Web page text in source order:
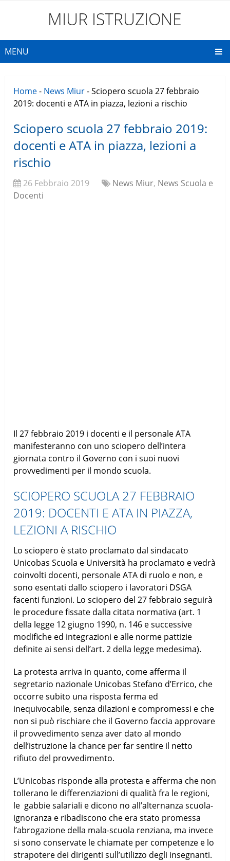
MIUR ISTRUZIONE
MENU
Home- News Miur-Sciopero scuola 27 febbraio
2019: docenti e ATA in piazza, lezioni a rischio
Sciopero scuola 27 febbraio 2019:
docenti e ATA in piazza, lezioni a
rischio
26 Febbraio 2019 News Miur, News Scuola e
Docenti
Il 27 febbraio 2019 i docenti e il personale ATA
manifesteranno con uno sciopero dell’intera
giornata contro il Governo con i suoi nuovi
provvedimenti per il mondo scuola.
SCIOPERO SCUOLA 27 FEBBRAIO
2019: DOCENTI E ATA IN PIAZZA,
LEZIONI A RISCHIO
Lo sciopero è stato proclamato dal sindacato
Unicobas Scuola e Università ha proclamato e vedrà
coinvolti docenti, personale ATA di ruolo e non, e
sono esentati dallo sciopero i lavoratori DSGA
facenti funzioni. Lo sciopero del 27 febbraio seguirà
le procedure fissate dalla citata normativa (art. 1
della legge 12 giugno 1990, n. 146 e successive
modifiche ed integrazioni e alle norme pattizie
definite ai sensi dell’art. 2 della legge medesima).
La protesta arriva in quanto, come afferma il
segretario nazionale Unicobas Stefano d’Errico, che
occorre subito una risposta ferma ed
inequivocabile, senza dilazioni e compromessi e che
non si può rischiare che il Governo faccia approvare
il provvedimento senza aver dato al mondo
dell’istruzione la chance per far sentire il netto
rifiuto del provvedimento.
L’Unicobas risponde alla protesta e afferma che non
tollerano le differenziazioni di qualità fra le regioni,
le gabbie salariali e dicono no all’alternanza scuola-
ignoranza e ribadiscono che era stato promessa
l’abrogazione della mala-scuola renziana, ma invece
si sono conservate le chiamate per competenze e lo
strapotere dei dirigenti sull’utilizzo degli insegnanti.